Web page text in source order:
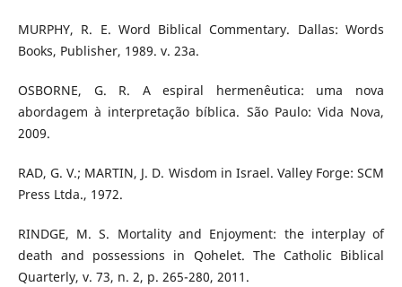
MURPHY, R. E. Word Biblical Commentary. Dallas: Words
Books, Publisher, 1989. v. 23a.
OSBORNE, G. R. A espiral hermenêutica: uma nova
abordagem à interpretação bíblica. São Paulo: Vida Nova,
2009.
RAD, G. V.; MARTIN, J. D. Wisdom in Israel. Valley Forge: SCM
Press Ltda., 1972.
RINDGE, M. S. Mortality and Enjoyment: the interplay of
death and possessions in Qohelet. The Catholic Biblical
Quarterly, v. 73, n. 2, p. 265-280, 2011.